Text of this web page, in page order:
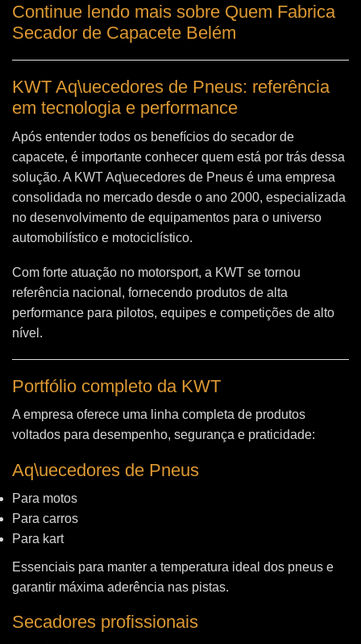
Continue lendo mais sobre Quem Fabrica
Secador de Capacete Belém
KWT Aq\uecedores de Pneus: referência
em tecnologia e performance
Após entender todos os benefícios do secador de
capacete, é importante conhecer quem está por trás dessa
solução. A KWT Aq\uecedores de Pneus é uma empresa
consolidada no mercado desde o ano 2000, especializada
no desenvolvimento de equipamentos para o universo
automobilístico e motociclístico.
Com forte atuação no motorsport, a KWT se tornou
referência nacional, fornecendo produtos de alta
performance para pilotos, equipes e competições de alto
nível.
Portfólio completo da KWT
A empresa oferece uma linha completa de produtos
voltados para desempenho, segurança e praticidade:
Aq\uecedores de Pneus
Para motos
Para carros
Para kart
Essenciais para manter a temperatura ideal dos pneus e
garantir máxima aderência nas pistas.
Secadores profissionais